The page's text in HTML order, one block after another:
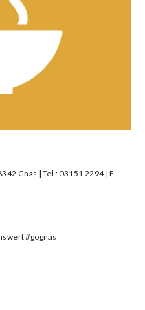
Gnas | Tel.: 03151 2294 | E-
#gognas